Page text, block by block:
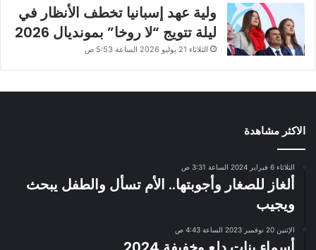
ولية عهد إسبانيا تخطف الأنظار في
ليلة تتويج “لا روخا” بمونديال 2026
الثلاثاء 21 يوليو 2026 الساعة 5:53 ص
الاكثر مشاهدة
الثلاثاء 6 فبراير 2024 الساعة 3:31 ص
ألغاز للصغار وأجوبتها.. الأم تسأل والطفل يبحث
ويجيب
الإثنين 20 نوفمبر 2023 الساعة 4:43 ص